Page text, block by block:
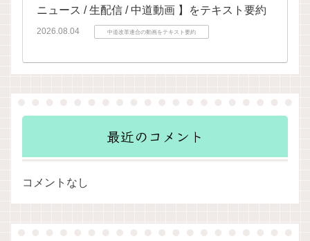
ニュース / 生配信 / 中道動画 】をテキスト要約
2026.08.04 中道改革連合の動画をテキスト要約
最近のコメント
コメントなし